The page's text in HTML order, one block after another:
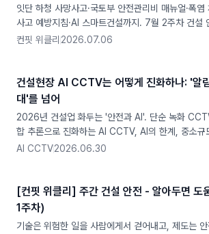
잇단 하청 사망사고·국토부 안전관리비 매뉴얼·폭염
사고 예방지침·AI 스마트건설까지. 7월 2주차 건설
핏이 정리했습니다.
컨핏 위클리 2026.07.06
건설현장 AI CCTV는 어떻게 진화하나: '알
대'를 넘어
2026년 건설업 화두는 '안전과 AI'. 단순 녹화
합 추론으로 진화하는 AI CCTV, AI의 한계, 중소규
법, 산안비 100% 계상까지 정리했습니다
AI CCTV2026.06.30
[컨핏 위클리] 주간 건설 안전 - 알아두면 도
1주차)
기술은 위험한 일을 사람에게서 걷어내고, 제도는